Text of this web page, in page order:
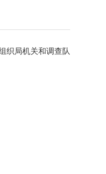
织局机关和调查队